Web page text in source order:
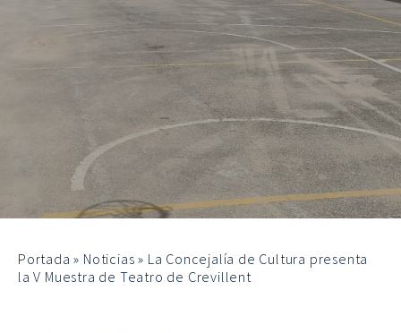
Portada » Noticias » La Concejalía de Cultura presenta
la V Muestra de Teatro de Crevillent